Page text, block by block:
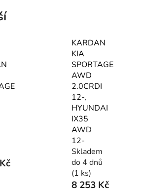
KARDAN
KIA
SPORTAGE
AWD
2.0CRDI
12-,
HYUNDAI
IX35
AWD
12-
Skladem
do 4 dnů
(1 ks)
8 253 Kč